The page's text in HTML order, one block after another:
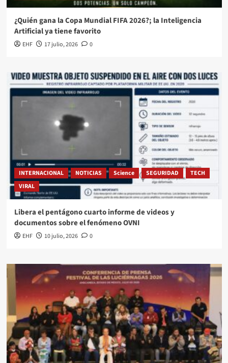
¿Quién gana la Copa Mundial FIFA 2026?; la Inteligencia
Artificial ya tiene favorito
EHF 17 julio, 2026 0
INTERNACIONAL NOTICIAS Science SEGURIDAD
TECH
VIRAL
Libera el pentágono cuarto informe de videos y
documentos sobre el fenómeno OVNI
EHF 10 julio, 2026 0